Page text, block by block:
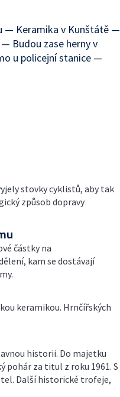
— Keramika v Kunštátě —
Budou zase herny v
u policejní stanice —
stovky cyklistů, aby tak
způsob dopravy
částky na
kam se dostávají
keramikou. Hrnčířských
historii. Do majetku
pohár za titul z roku 1961. S
Další historické trofeje,